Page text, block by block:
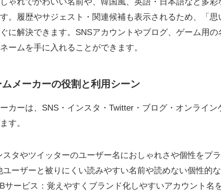
ゃれでかわいい名前や、韓国風、英語・日本語など多
。履歴やサジェスト・関連候補も表示されるため、「思
に解決できます。SNSアカウントやブログ、ゲーム用
ームを手に入れることができます。
メーカーの役割と利用シーン
カーは、SNS・インスタ・Twitter・ブログ・オンライン
す。
スタやツイッターのユーザー名におしゃれさや個性をプ
ユーザーと被りにくい読みやすい名前や読めない個性的
サービス：覚えやすくブランド化しやすいアカウント名